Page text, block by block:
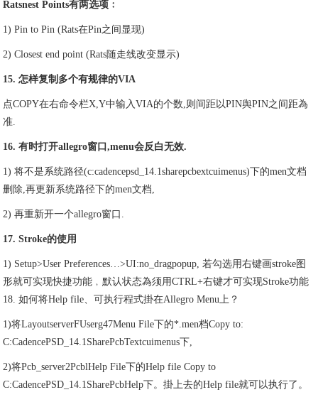
Ratsnest Points有两选项﹕
1) Pin to Pin (Rats在Pin之间显现)
2) Closest end point (Rats随走线改变显示)
15. 怎样复制多个有规律的VIA
点COPY在右命令栏X,Y中输入VIA的个数,则间距以PIN舆PIN之间距為
准.
16. 有时打开allegro窗口,menu会反白无效.
1) 将不是系统路径(c:cadencepsd_14.1sharepcbextcuimenus)下的men文档
删除,再更新系统路径下的men文档,
2) 再重新开一个allegro窗口.
17. Stroke的使用
1) Setup>User Preferences…>UI:no_dragpopup, 若勾选用右键画stroke图
形就可实现快捷功能﹐默认状态為须用CTRL+右键才可实现Stroke功能
18. 如何将Help file、可执行程式掛在Allegro Menu上？
1)将LayoutserverFUserg47Menu File下的*.men档Copy to:
C:CadencePSD_14.1SharePcbTextcuimenus下,
2)将Pcb_server2PcblHelp File下的Help file Copy to
C:CadencePSD_14.1SharePcbHelp下。掛上去的Help file就可以执行了。